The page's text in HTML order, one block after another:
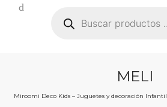
productos
MELI
Miroomi Deco Kids – Juguetes y decoración Infantil